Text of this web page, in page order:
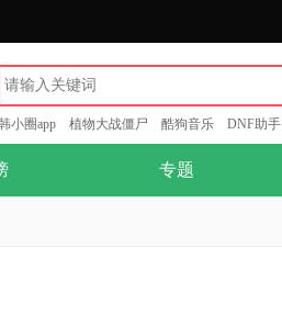
小圈app 植物大战僵尸 酷狗音乐 DNF助手
专题